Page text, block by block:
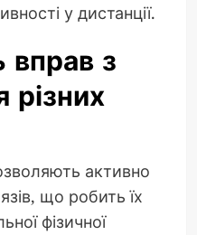
у дистанції.
вправ з
активно
що робить їх
фізичної